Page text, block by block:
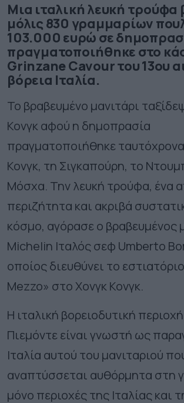
Μια ιταλική λευκή τρούφα
μόλις 830 γραμμαρίων
103.000 ευρώ σε
πραγματοποιήθηκε στο
Grinzane Cavour του 13ου
βόρεια Ιταλία.
Το βραβευμένο μανιτάρι
Κονγκ αφού η δημοπρασία
πραγματοποιήθηκε
Κονγκ, τη Σιγκαπούρη, το
Μόσχα. Την λευκή τρούφα, ένα
περιζήτητα και ακριβά
κόσμο, αγόρασε ο βραβευμένος
Michelin Ιταλός σεφ Umberto
οποίος διευθύνει το
Mezzo» στο Χονγκ Κονγκ.
Η ιταλική βορειοδυτική
Πιεμόντε είναι γνωστή ως
Ιταλία αυτού του μανιταριού
αναπτύσσεται αυθόρμητα στη
μόνο περιοχές της Ιταλίας και